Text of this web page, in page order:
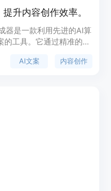
升内容创作效率。
器是一款利用先进的AI算
工具。它通过精准的文
文案的可读性和准确性。
AI文案 内容创作